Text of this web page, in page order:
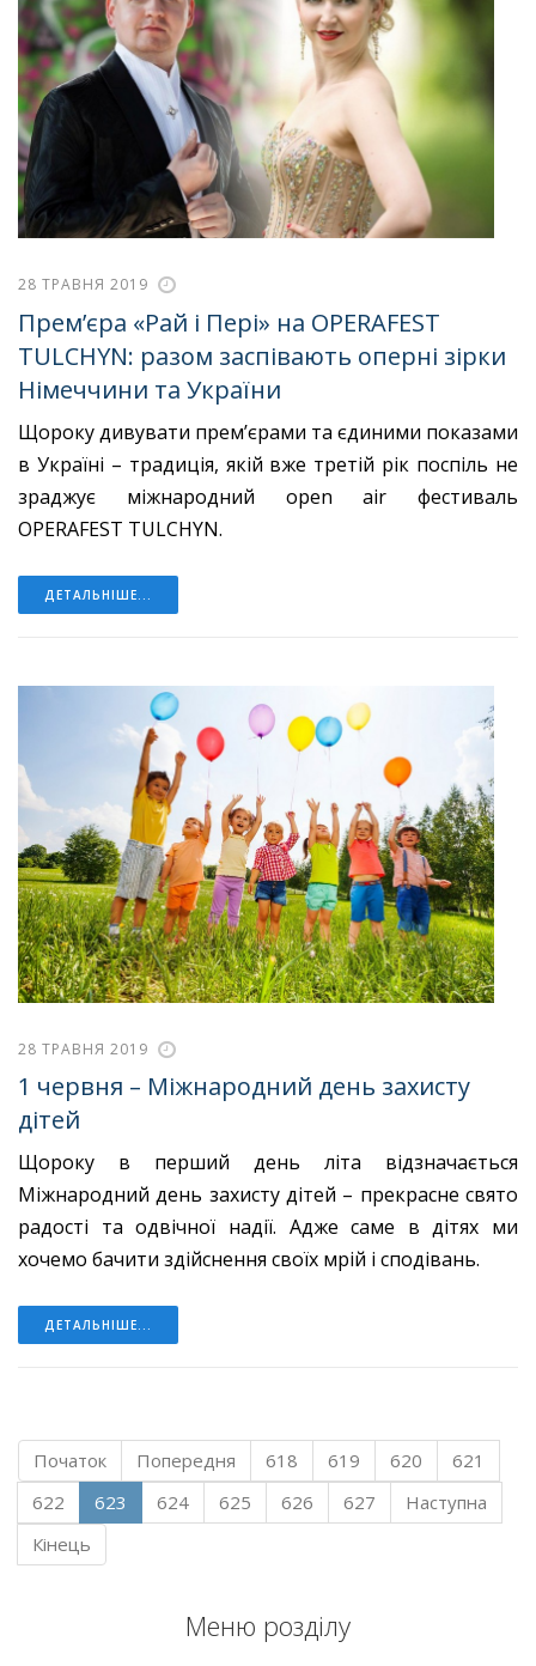
Меню розділу
28 ТРАВНЯ 2019
Прем’єра «Рай і Пері» на OPERAFEST
TULCHYN: разом заспівають оперні зірки
Німеччини та України
Щороку дивувати прем’єрами та єдиними показами
в Україні – традиція, якій вже третій рік поспіль не
зраджує міжнародний open air фестиваль
OPERAFEST TULCHYN.
ДЕТАЛЬНІШЕ...
28 ТРАВНЯ 2019
1 червня – Міжнародний день захисту
дітей
Щороку в перший день літа відзначається
Міжнародний день захисту дітей – прекрасне свято
радості та одвічної надії. Адже саме в дітях ми
хочемо бачити здійснення своїх мрій і сподівань.
ДЕТАЛЬНІШЕ...
Початок Попередня 618 619 620
621
622
623 624 625 626 627
Наступна
Кінець